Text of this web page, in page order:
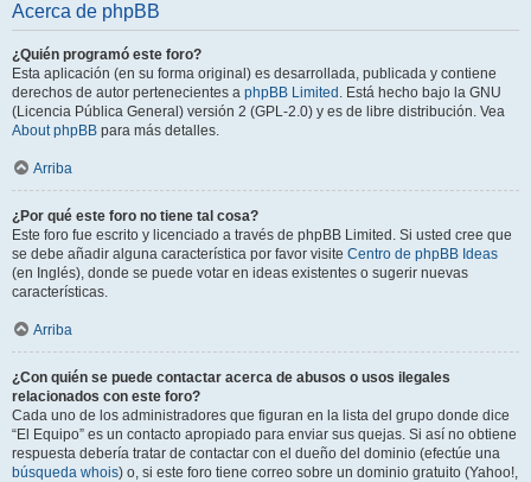
Acerca de phpBB
¿Quién programó este foro?
Esta aplicación (en su forma original) es desarrollada, publicada y contiene
derechos de autor pertenecientes a phpBB Limited . Está hecho bajo la GNU
(Licencia Pública General) versión 2 (GPL-2.0) y es de libre distribución. Vea
About phpBB para más detalles.
Arriba
¿Por qué este foro no tiene tal cosa?
Este foro fue escrito y licenciado a través de phpBB Limited. Si usted cree que
se debe añadir alguna característica por favor visite Centro de phpBB Ideas
(en Inglés), donde se puede votar en ideas existentes o sugerir nuevas
características.
Arriba
¿Con quién se puede contactar acerca de abusos o usos ilegales
relacionados con este foro?
Cada uno de los administradores que figuran en la lista del grupo donde dice
“El Equipo” es un contacto apropiado para enviar sus quejas. Si así no obtiene
respuesta debería tratar de contactar con el dueño del dominio (efectúe una
búsqueda whois) o, si este foro tiene correo sobre un dominio gratuito (Yahoo!,